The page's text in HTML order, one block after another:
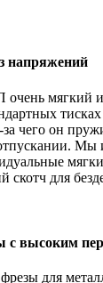
напряжений
мягкий
за чего он
Мы
скотч для
с высоким
для